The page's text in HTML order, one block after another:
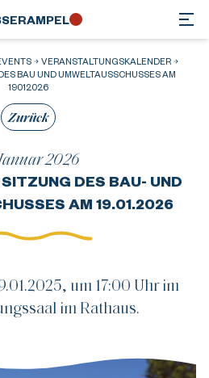
Zurück
VERANSTALTUNGSKALENDER
BAU UND UMWELTAUSSCHUSSES AM
19012026
2026
DES BAU- UND
AM 19.01.2026
um 17:00 Uhr im
im Rathaus.